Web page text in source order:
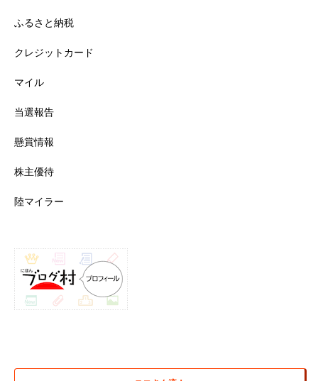
ふるさと納税
クレジットカード
マイル
当選報告
懸賞情報
株主優待
陸マイラー